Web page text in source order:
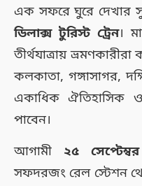
এক সফরে ঘুরে দেখার
ডিলাক্স টুরিস্ট ট্রেন।
তীর্থযাত্রায়
কলকাতা, গঙ্গাসাগর,
একাধিক ঐতিহাসিক ও
পাবেন।
আগামী ২৫
সফদরজং রেল স্টেশন